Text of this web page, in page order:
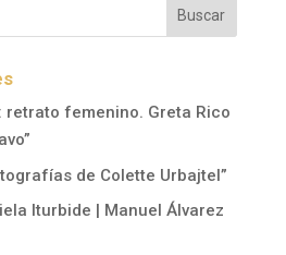
retrato femenino. Greta Rico
de Colette Urbajtel”
Iturbide | Manuel Álvarez